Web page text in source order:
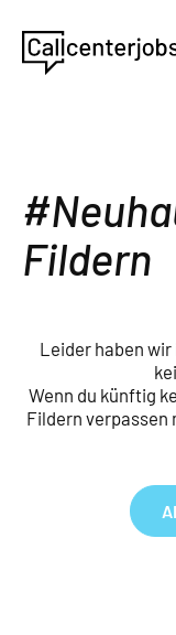
Fildern
Leider haben
Wenn du künftig
Fildern verpassen